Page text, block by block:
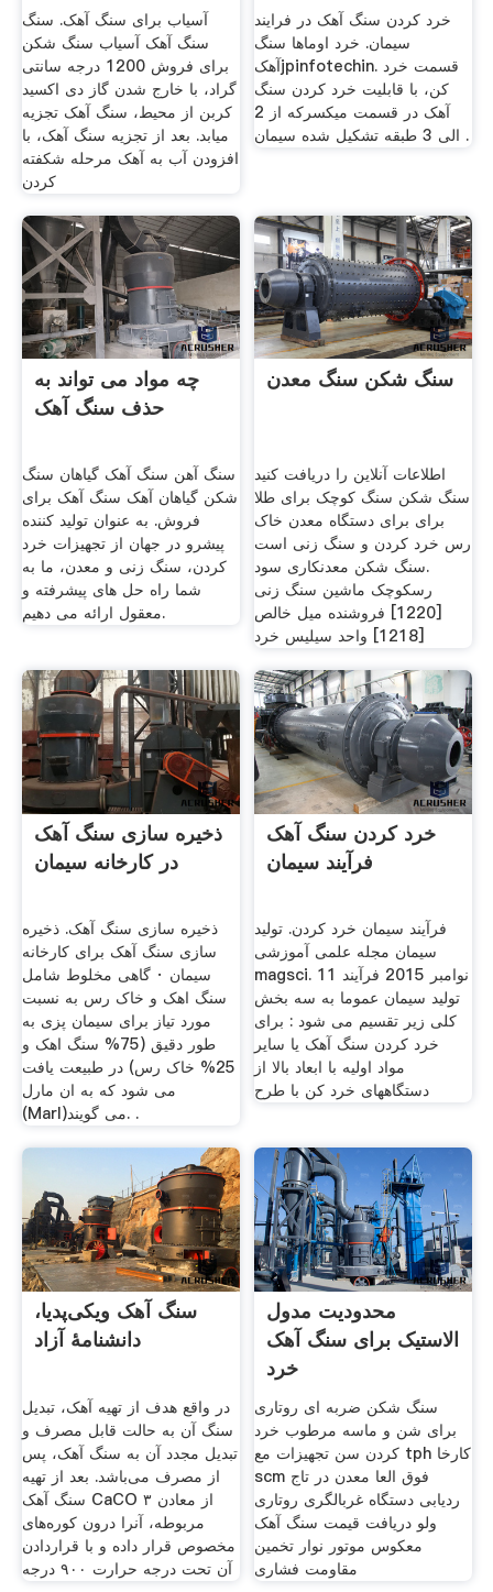
آسیاب برای سنگ آهک. سنگ
سنگ آهک آسیاب سنگ شکن
برای فروش 1200 درجه سانتی
گراد، با خارج شدن گاز دی اکسید
کربن از محیط، سنگ آهک تجزیه
میابد. بعد از تجزیه سنگ آهک، با
افزودن آب به آهک مرحله شکفته
کردن
خرد کردن سنگ آهک در فرایند
سیمان. خرد اوماها سنگ
آهکjpinfotechin. قسمت خرد
کن، با قابلیت خرد کردن سنگ
آهک در قسمت میکسرکه از 2
الی 3 طبقه تشکیل شده سیمان .
چه مواد می تواند به
حذف سنگ آهک
سنگ آهن سنگ آهک گیاهان سنگ
شکن گیاهان آهک سنگ آهک برای
فروش. به عنوان تولید کننده
پیشرو در جهان از تجهیزات خرد
کردن، سنگ زنی و معدن، ما به
شما راه حل های پیشرفته و
معقول ارائه می دهیم.
سنگ شکن سنگ معدن
اطلاعات آنلاین را دریافت کنید
سنگ شکن سنگ کوچک برای طلا
برای برای دستگاه معدن خاک
رس خرد کردن و سنگ زنی است
.سنگ شکن معدنکاری سود
رسکوچک ماشین سنگ زنی
[1220] فروشنده میل خالص
[1218] واحد سیلیس خرد
ذخیره سازی سنگ آهک
در کارخانه سیمان
ذخیره سازی سنگ آهک. ذخیره
سازی سنگ آهک برای کارخانه
سیمان · گاهی مخلوط شامل
سنگ اهک و خاک رس به نسبت
مورد تیاز برای سیمان پزی به
طور دقیق (75% سنگ اهک و
25% خاک رس) در طبیعت یافت
می شود که به ان مارل
(Marl)می گویند. .
خرد کردن سنگ آهک
فرآیند سیمان
فرآیند سیمان خرد کردن. تولید
سیمان مجله علمی آموزشی
magsci. 11 نوامبر 2015 فرآیند
تولید سیمان عموما به سه بخش
کلی زیر تقسیم می شود : برای
خرد کردن سنگ آهک یا سایر
مواد اولیه با ابعاد بالا از
دستگاههای خرد کن با طرح
سنگ آهک ویکی‌پدیا،
دانشنامهٔ آزاد
در واقع هدف از تهیه آهک، تبدیل
سنگ آن به حالت قابل مصرف و
تبدیل مجدد آن به سنگ آهک، پس
از مصرف می‌باشد. بعد از تهیه
سنگ آهک CaCO ۳ از معادن
مربوطه، آنرا درون کوره‌های
مخصوص قرار داده و با قراردادن
آن تحت درجه حرارت ۹۰۰ درجه
محدودیت مدول
الاستیک برای سنگ آهک
خرد
سنگ شکن ضربه ای روتاری
برای شن و ماسه مرطوب خرد
کردن سن تجهیزات مع tph کارخا
scm فوق العا معدن در تاج
ردیابی دستگاه غربالگری روتاری
ولو دریافت قیمت سنگ آهک
معکوس موتور نوار تخمین
مقاومت فشاری